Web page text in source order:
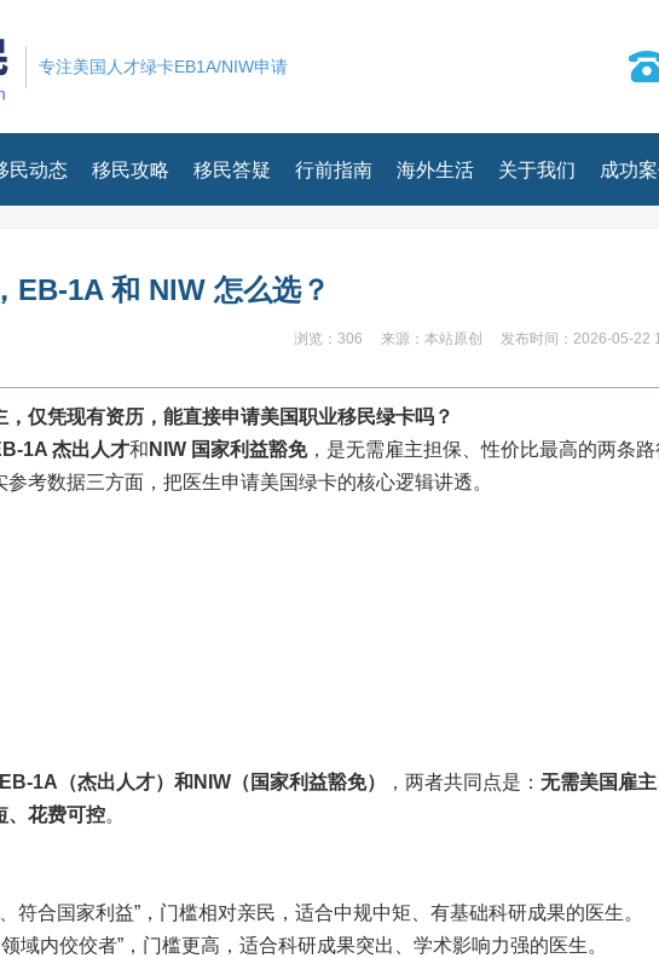
专注美国人才绿卡EB1A/NIW申请
民动态 移民攻略 移民答疑 行前指南 海外生活 关于我们 成功
EB‑1A 和 NIW 怎么选？
浏览：306 来源：本站原创 发布时间：2026-05-22
，仅凭现有资历，能直接申请美国职业移民绿卡吗？
1A 杰出人才和 NIW 国家利益豁免，是无需雇主担保、性价比最高的两条
考数据三方面，把医生申请美国绿卡的核心逻辑讲透。
EB-1A（杰出人才）和NIW（国家利益豁免） ，两者共同点是： 无需美国雇
、花费可控。
符合国家利益”，门槛相对亲民，适合中规中矩、有基础科研成果的医生。
域内佼佼者”，门槛更高，适合科研成果突出、学术影响力强的医生。